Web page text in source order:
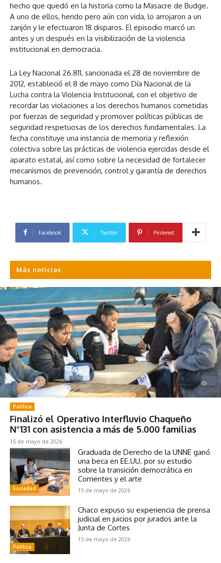
hecho que quedó en la historia como la Masacre de Budge.
A uno de ellos, herido pero aún con vida, lo arrojaron a un
zanjón y le efectuaron 18 disparos. El episodio marcó un
antes y un después en la visibilización de la violencia
institucional en democracia.
La Ley Nacional 26.811, sancionada el 28 de noviembre de
2012, estableció el 8 de mayo como Día Nacional de la
Lucha contra la Violencia Institucional, con el objetivo de
recordar las violaciones a los derechos humanos cometidas
por fuerzas de seguridad y promover políticas públicas de
seguridad respetuosas de los derechos fundamentales. La
fecha constituye una instancia de memoria y reflexión
colectiva sobre las prácticas de violencia ejercidas desde el
aparato estatal, así como sobre la necesidad de fortalecer
mecanismos de prevención, control y garantía de derechos
humanos.
Facebook Twitter Pinterest
Más noticias
Política
Finalizó el Operativo Interfluvio Chaqueño
N°131 con asistencia a más de 5.000 familias
15 de mayo de 2026
Sociedad
Graduada de Derecho de la UNNE ganó
una beca en EE.UU. por su estudio
sobre la transición democrática en
Corrientes y el arte
15 de mayo de 2026
Política
Chaco expuso su experiencia de prensa
judicial en juicios por jurados ante la
Junta de Cortes
15 de mayo de 2026